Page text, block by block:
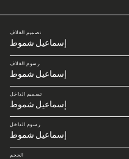
تصميم الغلاف
إسماعيل شموط
رسوم الغلاف
إسماعيل شموط
تصميم الداخل
إسماعيل شموط
رسوم الداخل
إسماعيل شموط
الحجم